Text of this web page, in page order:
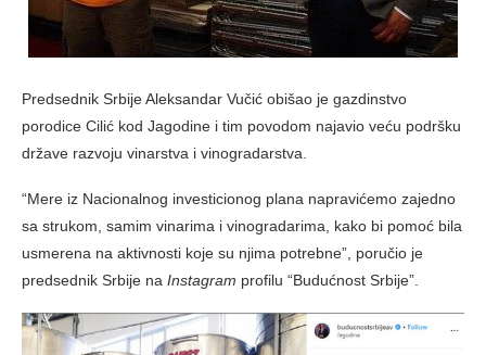
Predsednik Srbije Aleksandar Vučić obišao je gazdinstvo
porodice Cilić kod Jagodine i tim povodom najavio veću podršku
države razvoju vinarstva i vinogradarstva.
“Mere iz Nacionalnog investicionog plana napravićemo zajedno
sa strukom, samim vinarima i vinogradarima, kako bi pomoć bila
usmerena na aktivnosti koje su njima potrebne”, poručio je
predsednik Srbije na Instagram profilu “Budućnost Srbije”.